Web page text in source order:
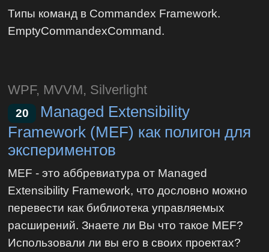
Типы команд в Commandex Framework.
EmptyCommandexCommand.
WPF, MVVM, Silverlight
20
Managed Extensibility
Framework (MEF) как полигон для
экспериментов
MEF - это аббревиатура от Managed
Extensibility Framework, что дословно можно
перевести как библиотека управляемых
расширений. Знаете ли Вы что такое MEF?
Использовали ли вы его в своих проектах?